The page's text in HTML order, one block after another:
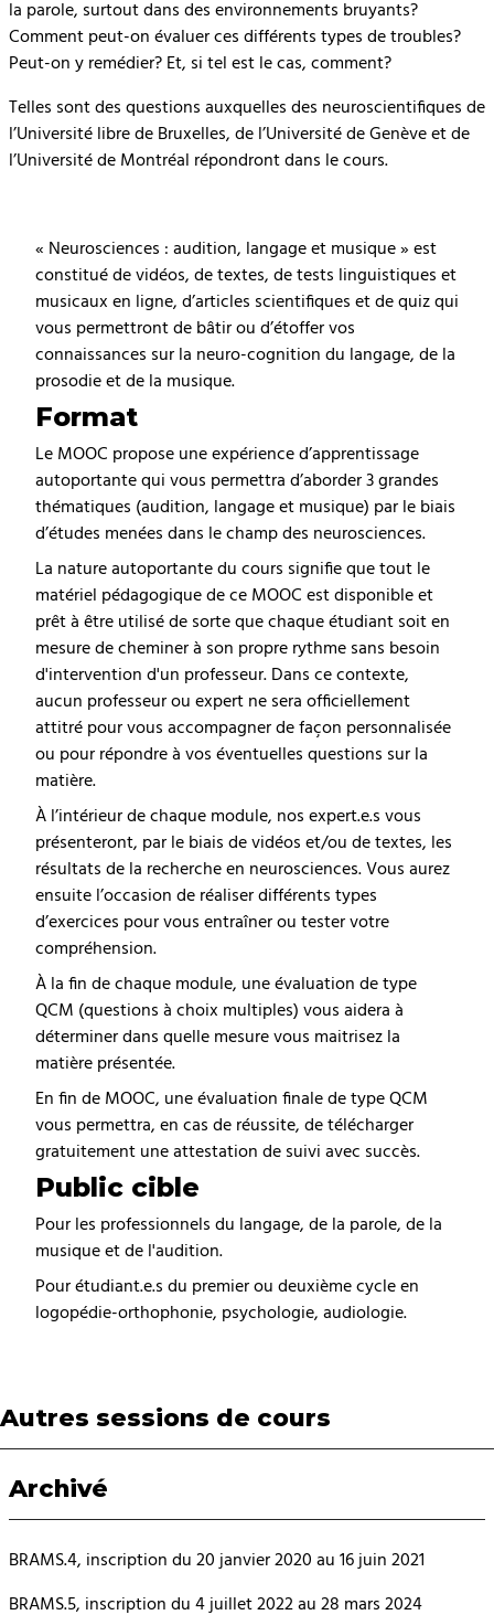
la parole, surtout dans des environnements bruyants?
Comment peut-on évaluer ces différents types de troubles?
Peut-on y remédier? Et, si tel est le cas, comment?
Telles sont des questions auxquelles des neuroscientifiques de
l’Université libre de Bruxelles, de l’Université de Genève et de
l’Université de Montréal répondront dans le cours.
« Neurosciences : audition, langage et musique » est
constitué de vidéos, de textes, de tests linguistiques et
musicaux en ligne, d’articles scientifiques et de quiz qui
vous permettront de bâtir ou d’étoffer vos
connaissances sur la neuro-cognition du langage, de la
prosodie et de la musique.
Format
Le MOOC propose une expérience d’apprentissage
autoportante qui vous permettra d’aborder 3 grandes
thématiques (audition, langage et musique) par le biais
d’études menées dans le champ des neurosciences.
La nature autoportante du cours signifie que tout le
matériel pédagogique de ce MOOC est disponible et
prêt à être utilisé de sorte que chaque étudiant soit en
mesure de cheminer à son propre rythme sans besoin
d'intervention d'un professeur. Dans ce contexte,
aucun professeur ou expert ne sera officiellement
attitré pour vous accompagner de façon personnalisée
ou pour répondre à vos éventuelles questions sur la
matière.
À l’intérieur de chaque module, nos expert.e.s vous
présenteront, par le biais de vidéos et/ou de textes, les
résultats de la recherche en neurosciences. Vous aurez
ensuite l’occasion de réaliser différents types
d’exercices pour vous entraîner ou tester votre
compréhension.
À la fin de chaque module, une évaluation de type
QCM (questions à choix multiples) vous aidera à
déterminer dans quelle mesure vous maitrisez la
matière présentée.
En fin de MOOC, une évaluation finale de type QCM
vous permettra, en cas de réussite, de télécharger
gratuitement une attestation de suivi avec succès.
Public cible
Pour les professionnels du langage, de la parole, de la
musique et de l'audition.
Pour étudiant.e.s du premier ou deuxième cycle en
logopédie-orthophonie, psychologie, audiologie.
Autres sessions de cours
Archivé
BRAMS.4, inscription du 20 janvier 2020 au 16 juin 2021
BRAMS.5, inscription du 4 juillet 2022 au 28 mars 2024